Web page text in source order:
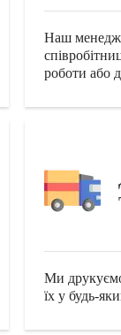
Наш
роботи або
Ми
їх у будь-